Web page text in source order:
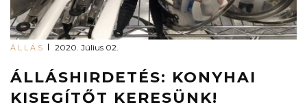
ÁLLÁS 2020. Július 02.
ÁLLÁSHIRDETÉS: KONYHAI
KISEGÍTŐT KERESÜNK!